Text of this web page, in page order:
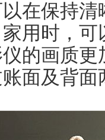
在保持
用时，
的画质
面及背